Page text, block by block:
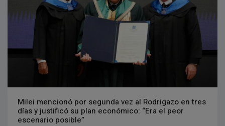
Milei mencionó por segunda vez al Rodrigazo en tres
días y justificó su plan económico: “Era el peor
escenario posible”